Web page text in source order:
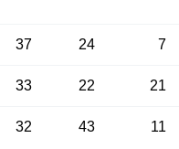
37 24 7
33 22 21
32 43 11